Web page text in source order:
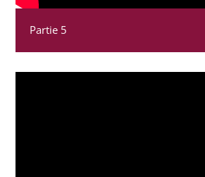
Partie 5